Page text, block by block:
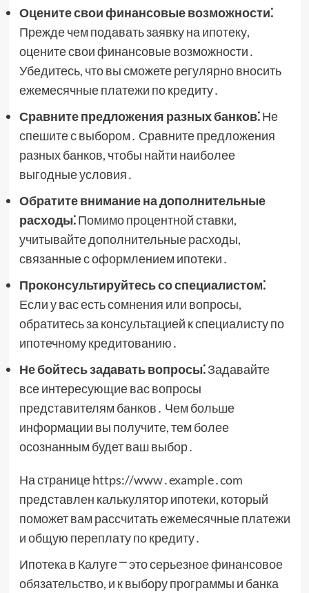
Оцените свои финансовые возможности⁚
Прежде чем подавать заявку на ипотеку,
оцените свои финансовые возможности․
Убедитесь, что вы сможете регулярно вносить
ежемесячные платежи по кредиту․
Сравните предложения разных банков⁚Не
спешите с выбором․ Сравните предложения
разных банков, чтобы найти наиболее
выгодные условия․
Обратите внимание на дополнительные
расходы⁚Помимо процентной ставки,
учитывайте дополнительные расходы,
связанные с оформлением ипотеки․
Проконсультируйтесь со специалистом⁚
Если у вас есть сомнения или вопросы,
обратитесь за консультацией к специалисту по
ипотечному кредитованию․
Не бойтесь задавать вопросы⁚Задавайте
все интересующие вас вопросы
представителям банков․ Чем больше
информации вы получите, тем более
осознанным будет ваш выбор․
На странице https://www․example․com
представлен калькулятор ипотеки, который
поможет вам рассчитать ежемесячные платежи
и общую переплату по кредиту․
Ипотека в Калуге ⎻ это серьезное финансовое
обязательство, и к выбору программы и банка